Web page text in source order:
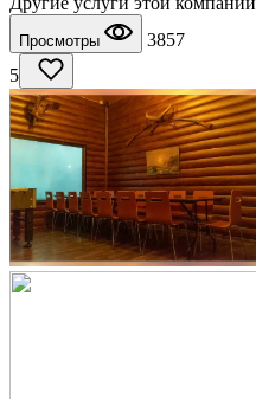
Просмотры
3857
5